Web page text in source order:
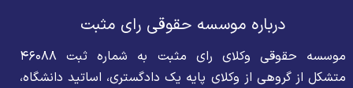
درباره موسسه حقوقی رای مثبت
موسسه حقوقی وکلای رای مثبت به شماره ثبت ۴۶۰۸۸
متشکل از گروهی از وکلای پایه یک دادگستری، اساتید دانشگاه،